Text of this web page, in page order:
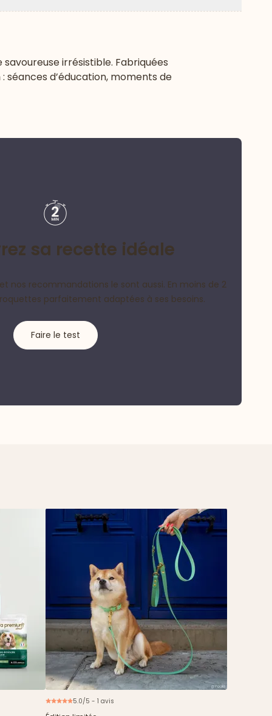
Plus
irrésistible. Fabriquées
d’éducation, moments de
sa recette idéale
nos recommandations le sont aussi. En moins de 2
parfaitement adaptées à ses besoins.
Faire le test
5.0/5 - 1 avis